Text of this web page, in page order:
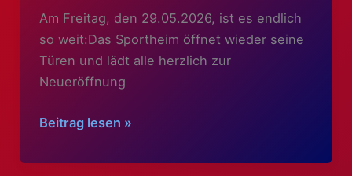
Am Freitag, den 29.05.2026, ist es endlich
so weit:Das Sportheim öffnet wieder seine
Türen und lädt alle herzlich zur
Neueröffnung
Neueröffnung
Sportheims
Beitrag lesen »